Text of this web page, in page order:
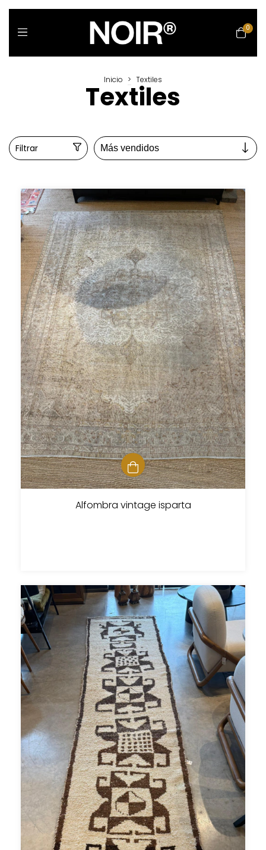
0
Inicio > Textiles
Textiles
Filtrar
Alfombra vintage isparta